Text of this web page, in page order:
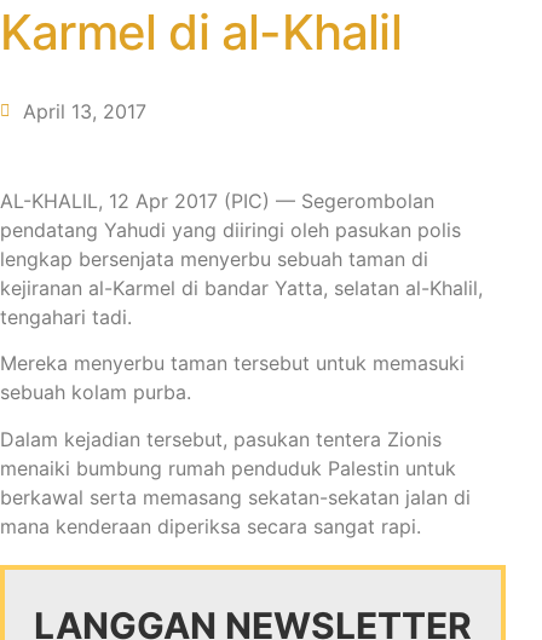
Karmel di al-Khalil
April 13, 2017
AL-KHALIL, 12 Apr 2017 (PIC) — Segerombolan
pendatang Yahudi yang diiringi oleh pasukan polis
lengkap bersenjata menyerbu sebuah taman di
kejiranan al-Karmel di bandar Yatta, selatan al-Khalil,
tengahari tadi.
Mereka menyerbu taman tersebut untuk memasuki
sebuah kolam purba.
Dalam kejadian tersebut, pasukan tentera Zionis
menaiki bumbung rumah penduduk Palestin untuk
berkawal serta memasang sekatan-sekatan jalan di
mana kenderaan diperiksa secara sangat rapi.
LANGGAN NEWSLETTER